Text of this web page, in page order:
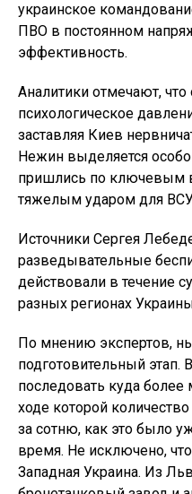
украинское
ПВО в постоянном
эффективность.
Аналитики отмечают,
психологическое
заставляя Киев
Нежин выделяется
пришлись по ключевым
тяжелым ударом для
Источники Сергея
разведывательные
действовали в течение
разных регионах
По мнению экспертов,
подготовительный
последовать куда
ходе которой
за сотню, как это было
время. Не исключено,
Западная Украина. Из